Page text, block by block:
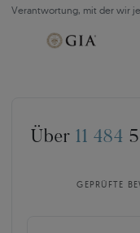
Verantwortung, mit der wir
Über 11 484 5
GEPRÜFTE